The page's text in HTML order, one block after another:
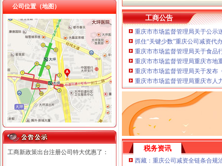
公司位置（地图）
工商新政策出台注册公司特大优惠了：
工商公告
重庆市市场监督管理局关于公示
抓住“关键少数”重庆公司减资代
重庆市市场监督管理局关于食品
重庆市市场监督管理局重庆市地
重庆市市场监督管理局关于发布
重庆市市场监督管理局重庆市人
税务资讯
西藏：重庆公司减资全链条合规